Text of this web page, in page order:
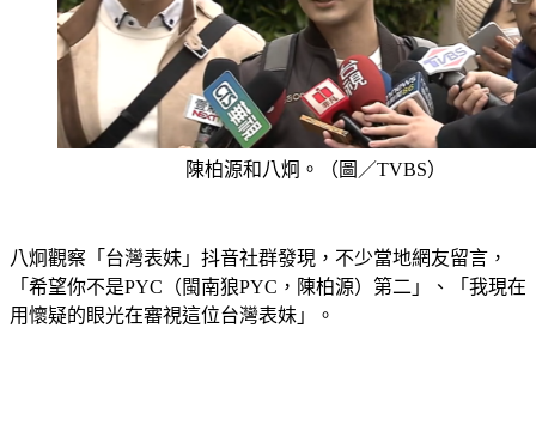
陳柏源和八炯。（圖／TVBS）
八炯觀察「台灣表妹」抖音社群發現，不少當地網友留言，
「希望你不是PYC（閩南狼PYC，陳柏源）第二」、「我現在
用懷疑的眼光在審視這位台灣表妹」。